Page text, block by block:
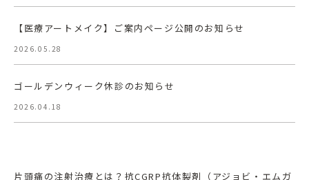
【医療アートメイク】ご案内ページ公開のお知らせ
2026.05.28
ゴールデンウィーク休診のお知らせ
2026.04.18
片頭痛の注射治療とは？抗CGRP抗体製剤（アジョビ・エムガ